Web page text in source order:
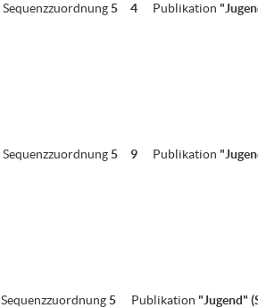
Sequenzzuordnung5 4 Publikation
Sequenzzuordnung5 9 Publikation
Sequenzzuordnung5 Publikation "Jugend"